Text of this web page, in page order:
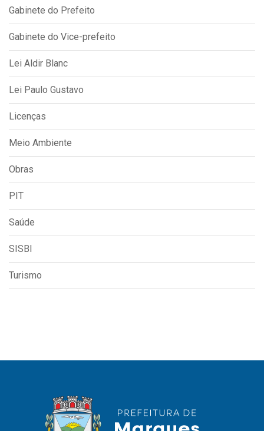
Gabinete do Prefeito
Gabinete do Vice-prefeito
Lei Aldir Blanc
Lei Paulo Gustavo
Licenças
Meio Ambiente
Obras
PIT
Saúde
SISBI
Turismo